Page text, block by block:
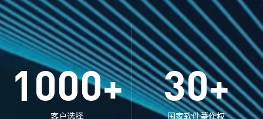
1000+
客户选择
30+
国家软件著作权